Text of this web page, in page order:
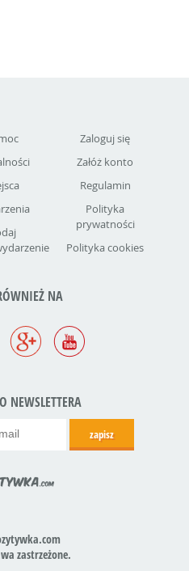
Zaloguj się
Załóż konto
Regulamin
Polityka
prywatności
Polityka cookies
NA
NEWSLETTERA
zastrzeżone.